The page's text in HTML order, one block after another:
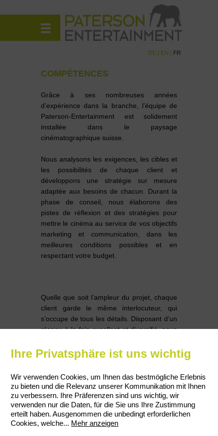
DE EN FR
COMPÉTENCES
Grâce à ses nombreuses années
d’expérience dans la branche, l’équipe de
Paterson-Entertainment est solidement
installée dans le paysage
cinématographique suisse.
Nous analysons les exigences, les cibles et
les possibilités de chaque client et
développons une stratégie sur mesure
adaptée aux besoins de chacun. Durant la
phase de conseil, nous élaborons des
pistes de réflexion et des stratégies pour
mettre le cinéma au service de vos objectifs
marketing et communication, dans les
meilleures conditions possibles et en
respectant votre budget.
Quelle que soit l’ampleur du projet, chaque
client garde le même interlocuteur, qui
s’occupe de tous les détails. Disposant d’un
réseau à la fois excellent et diversifié, nous
spécialistes supplémentaires et mobiliser
les partenaires ad hoc.
Le cœur de métier de Paterson-
Entertainment réside dans le secteur du
marketing, des relations publiques, des
médias, de la promotion et de
l’événementiel. Les activités exercées ne se
Ihre Privatsphäre ist uns wichtig
Wir verwenden Cookies, um Ihnen das bestmögliche Erlebnis
zu bieten und die Relevanz unserer Kommunikation mit Ihnen
zu verbessern. Ihre Präferenzen sind uns wichtig, wir
verwenden nur die Daten, für die Sie uns Ihre Zustimmung
erteilt haben. Ausgenommen die unbedingt erforderlichen
Cookies, welche... Mehr anzeigen